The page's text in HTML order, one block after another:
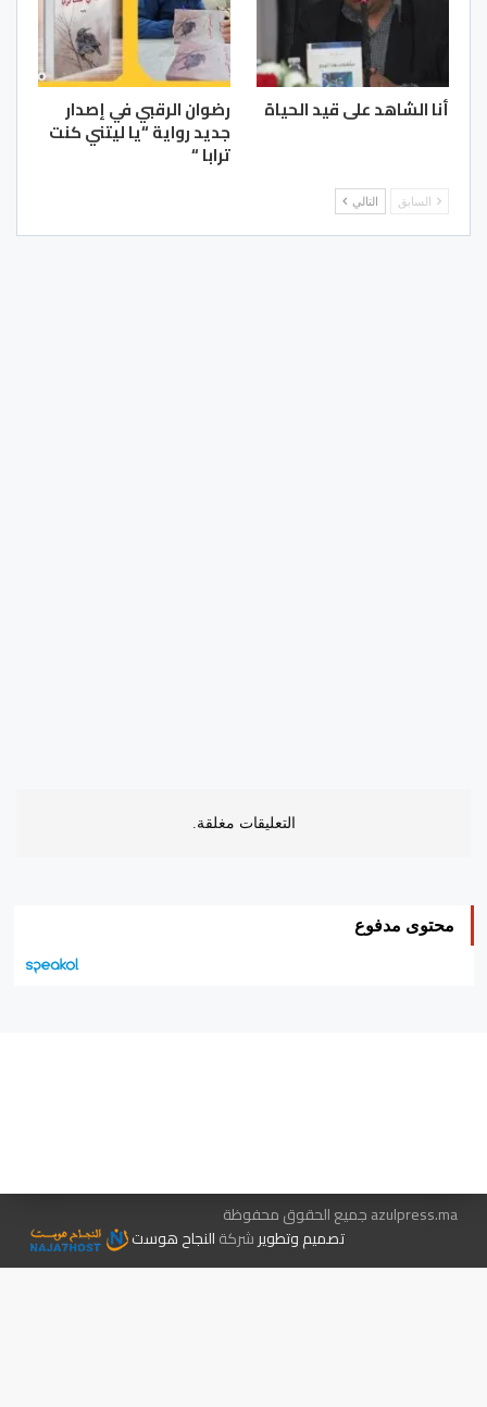
أنا الشاهد على قيد الحياة رضوان الرقبي في إصدار
جديد رواية “يا ليتني كنت
ترابا “
السابق التالي
التعليقات مغلقة.
محتوى مدفوع
azulpress.ma جميع الحقوق محفوظة
تصميم وتطويرشركةالنجاح هوست